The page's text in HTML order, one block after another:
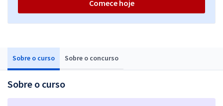
Sobre o curso Sobre o concurso
Sobre o curso
Comece hoje